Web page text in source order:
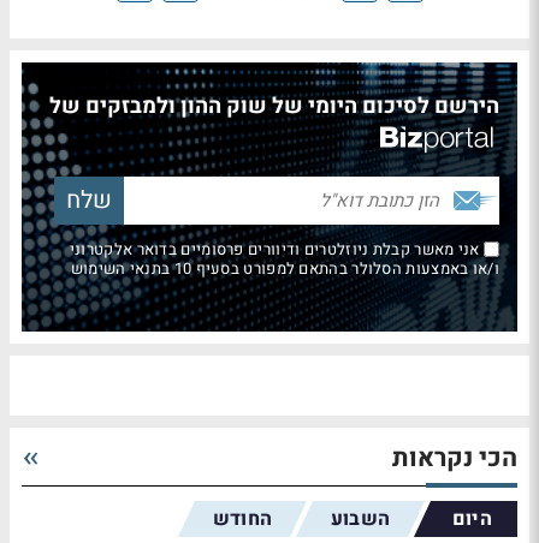
הירשם לסיכום היומי של שוק ההון ולמבזקים של
אני מאשר קבלת ניוזלטרים ודיוורים פרסומיים בדואר אלקטרוני
ו/או באמצעות הסלולר בהתאם למפורט בסעיף 10 בתנאי השימוש
הכי נקראות
היום השבוע החודש